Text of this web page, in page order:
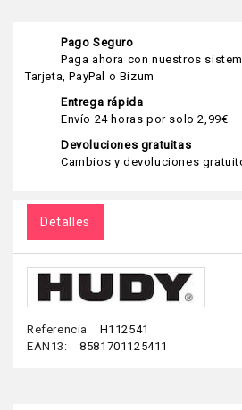
Pago Seguro
Paga ahora con nuestros
Tarjeta, PayPal o Bizum
Entrega rápida
Envío 24 horas por solo 2,99€
Devoluciones gratuitas
Cambios y devoluciones
Detalles
Referencia
H112541
EAN13:
8581701125411